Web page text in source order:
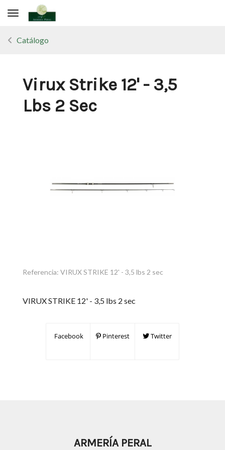
Toggle navigation
Catálogo
Virux Strike 12' - 3,5
Lbs 2 Sec
Referencia: VIRUX STRIKE 12' - 3,5 lbs 2 sec
VIRUX STRIKE 12' - 3,5 lbs 2 sec
Facebook Pinterest Twitter
ARMERÍA PERAL